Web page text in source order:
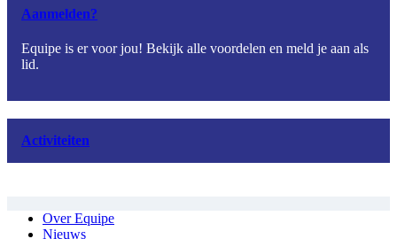
Aanmelden?
Equipe is er voor jou! Bekijk alle voordelen en meld je aan als
lid.
Activiteiten
Over Equipe
Nieuws